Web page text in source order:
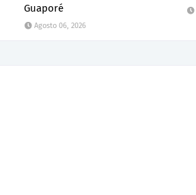
Guaporé
Agosto 06, 2026